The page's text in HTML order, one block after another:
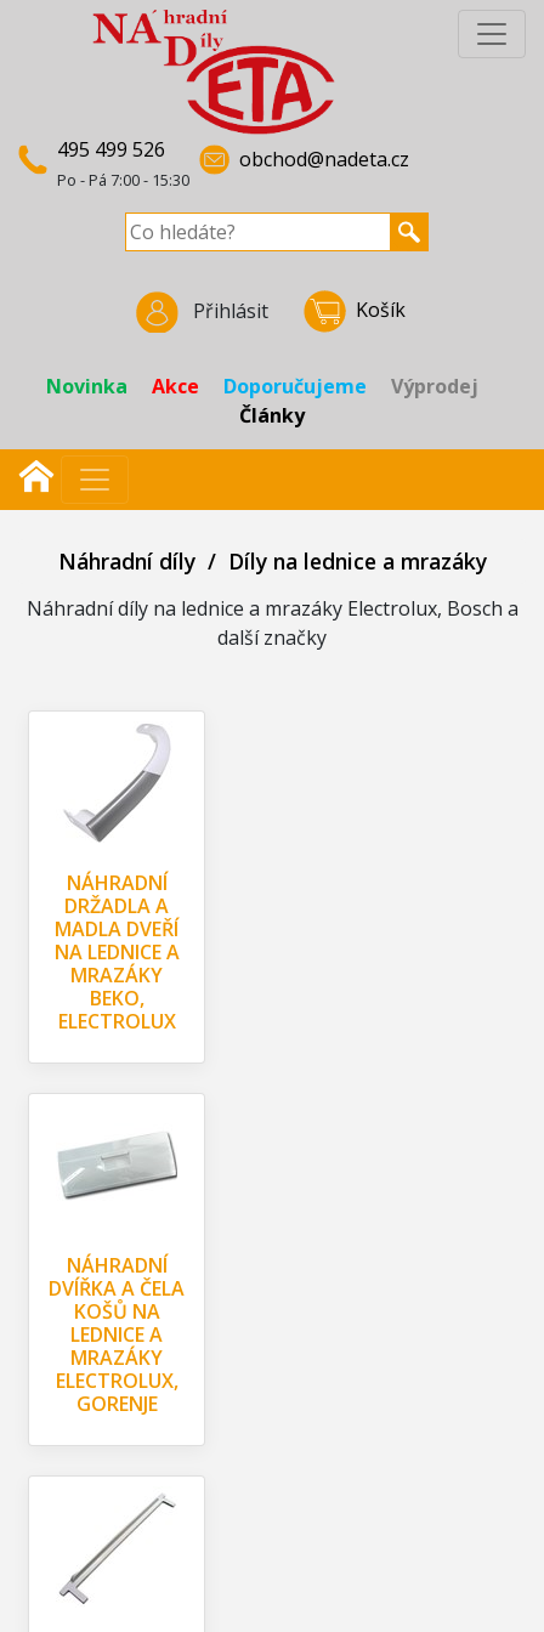
495 499 526
Po - Pá 7:00 - 15:30
obchod@nadeta.cz
Přihlásit Košík
Novinka Akce Doporučujeme
Výprodej
Články
Náhradní díly/ Díly na lednice a mrazáky
Náhradní díly na lednice a mrazáky Electrolux, Bosch a
další značky
NÁHRADNÍ
DRŽADLA A
MADLA DVEŘÍ
NA LEDNICE A
MRAZÁKY
BEKO,
ELECTROLUX
NÁHRADNÍ
DVÍŘKA A ČELA
KOŠŮ NA
LEDNICE A
MRAZÁKY
ELECTROLUX,
GORENJE